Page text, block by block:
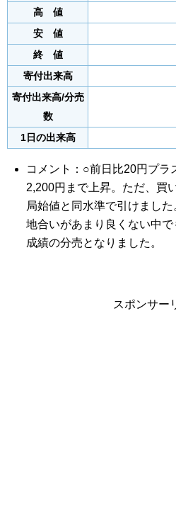
高 値
安 値
終 値
寄付出来高
寄付出来高/分売
数
1日の出来高
コメント：○前日比20円プラ
2,200円まで上昇。ただ、買
局始値と同水準で引けました
地合いがあまり良くない中
成績の分売となりました。
スポンサー